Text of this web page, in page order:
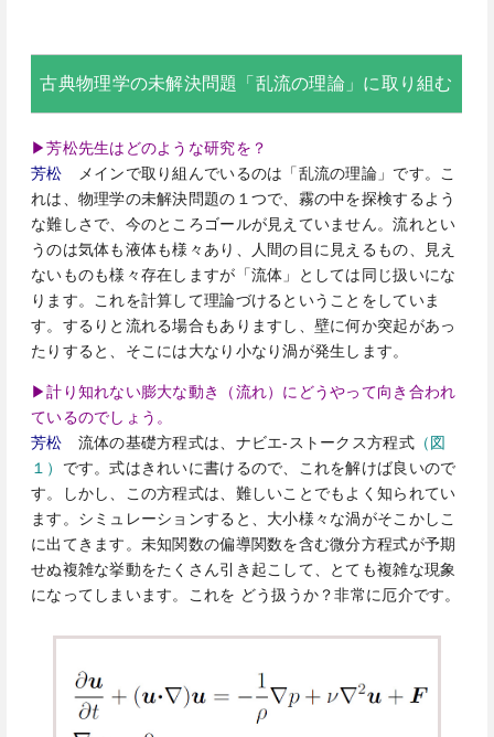
古典物理学の未解決問題「乱流の理論」に取り組む
▶芳松先生はどのような研究を？
芳松 メインで取り組んでいるのは「乱流の理論」です。こ
れは、物理学の未解決問題の１つで、霧の中を探検するよう
な難しさで、今のところゴールが見えていません。流れとい
うのは気体も液体も様々あり、人間の目に見えるもの、見え
ないものも様々存在しますが「流体」としては同じ扱いにな
ります。これを計算して理論づけるということをしていま
す。するりと流れる場合もありますし、壁に何か突起があっ
たりすると、そこには大なり小なり渦が発生します。
▶計り知れない膨大な動き（流れ）にどうやって向き合われ
ているのでしょう。
芳松
流体の基礎方程式は、ナビエ-ストークス方程式（図
１） です。式はきれいに書けるので、これを解けば良いので
す。しかし、この方程式は、難しいことでもよく知られてい
ます。シミュレーションすると、大小様々な渦がそこかしこ
に出てきます。未知関数の偏導関数を含む微分方程式が予期
せぬ複雑な挙動をたくさん引き起こして、とても複雑な現象
になってしまいます。これを どう扱うか？非常に厄介です。